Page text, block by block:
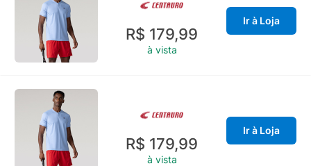
R$ 179,99
à vista
Ir à Loja
R$ 179,99
à vista
Ir à Loja